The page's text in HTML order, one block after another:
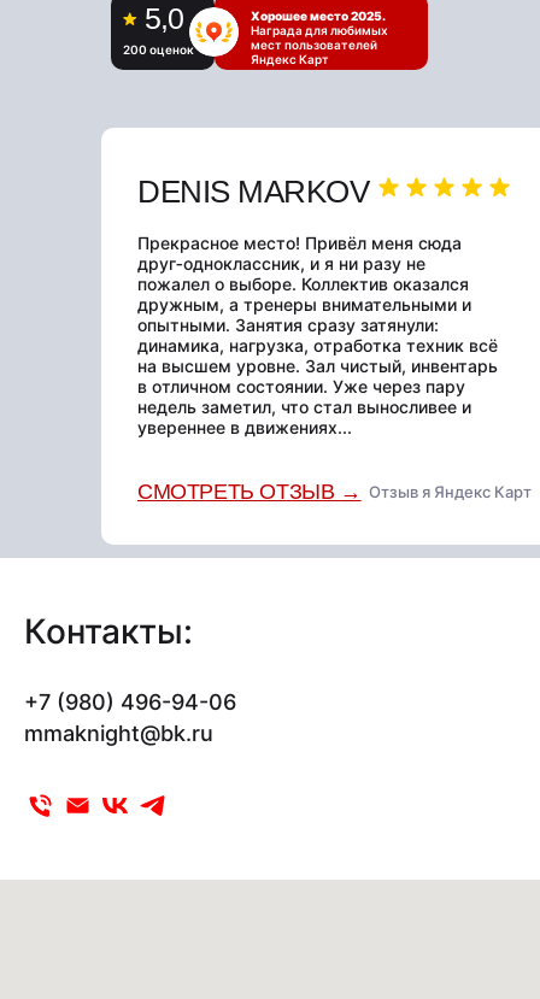
5,0
200 оценок
Хорошее место 2025.
Награда для любимых
мест пользователей
Яндекс Карт
DENIS MARKOV
СМОТРЕТЬ ОТЗЫВ →
Прекрасное место! Привёл меня сюда
друг‑одноклассник, и я ни разу не
пожалел о выборе. Коллектив оказался
дружным, а тренеры внимательными и
опытными. Занятия сразу затянули:
динамика, нагрузка, отработка техник всё
на высшем уровне. Зал чистый, инвентарь
в отличном состоянии. Уже через пару
недель заметил, что стал выносливее и
увереннее в движениях...
Отзыв я Яндекс Карт
Контакты:
+7 (980) 496-94-06
mmaknight@bk.ru